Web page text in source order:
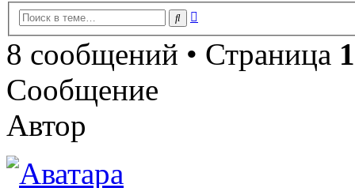
Поиск
8 сообщений • Страница 1
Сообщение
Автор